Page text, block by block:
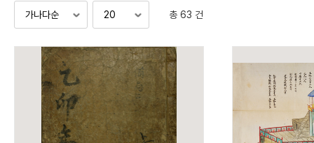
검색 연산자 사용안내
연산자
“정조”와 “정약
총 63 건